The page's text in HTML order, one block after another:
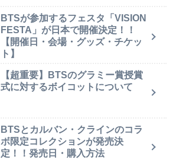
BTSが参加するフェスタ「VISION
FESTA」が日本で開催決定！！
【開催日・会場・グッズ・チケッ
ト】
【超重要】BTSのグラミー賞授賞
式に対するボイコットについて
BTSとカルバン・クラインのコラ
ボ限定コレクションが発売決
定！！発売日・購入方法